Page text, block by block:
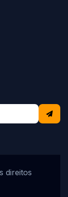
direitos